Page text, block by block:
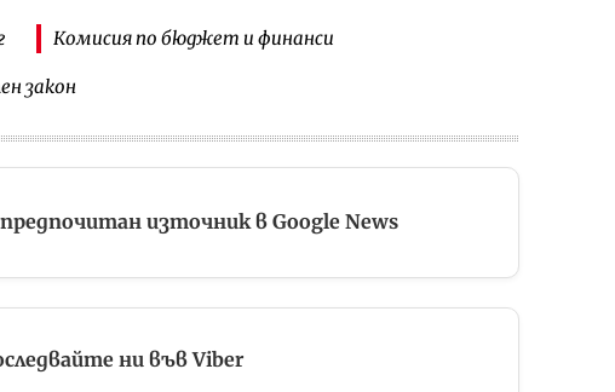
Комисия по бюджет и финанси
закон
източник в Google News
ни във Viber